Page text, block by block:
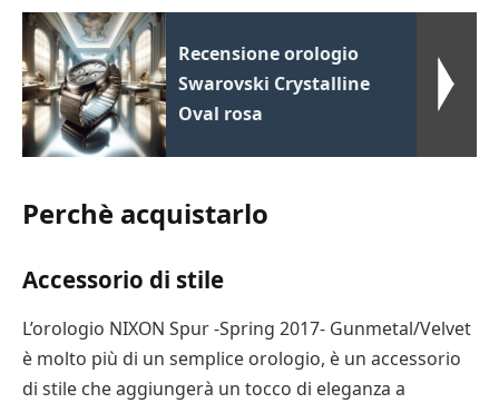
Recensione orologio
Swarovski Crystalline
Oval rosa
Perchè acquistarlo
Accessorio di stile
L’orologio NIXON Spur -Spring 2017- Gunmetal/Velvet
è molto più di un semplice orologio, è un accessorio
di stile che aggiungerà un tocco di eleganza a